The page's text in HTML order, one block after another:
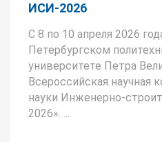
ИСИ-2026
С 8 по 10 апреля 2026
Петербургском
университете Петра
Всероссийская научная
науки Инженерно-
2026». ...